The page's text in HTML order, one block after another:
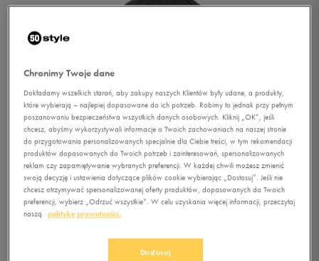
Chronimy Twoje dane
Dokładamy wszelkich starań, aby zakupy naszych Klientów były udane, a produkty,
które wybierają – najlepiej dopasowane do ich potrzeb. Robimy to jednak przy pełnym
poszanowaniu bezpieczeństwa wszystkich danych osobowych. Kliknij „OK”, jeśli
chcesz, abyśmy wykorzystywali informacje o Twoich zachowaniach na naszej stronie
do przygotowania personalizowanych specjalnie dla Ciebie treści, w tym rekomendacji
produktów dopasowanych do Twoich potrzeb i zainteresowań, spersonalizowanych
reklam czy zapamiętywanie wybranych preferencji. W każdej chwili możesz zmienić
swoją decyzję i ustawienia dotyczące plików cookie wybierając „Dostosuj”. Jeśli nie
chcesz otrzymywać spersonalizowanej oferty produktów, dopasowanych do Twoich
preferencji, wybierz „Odrzuć wszystkie”. W celu uzyskania więcej informacji, przeczytaj
naszą
politykę prywatności.
Dostosuj